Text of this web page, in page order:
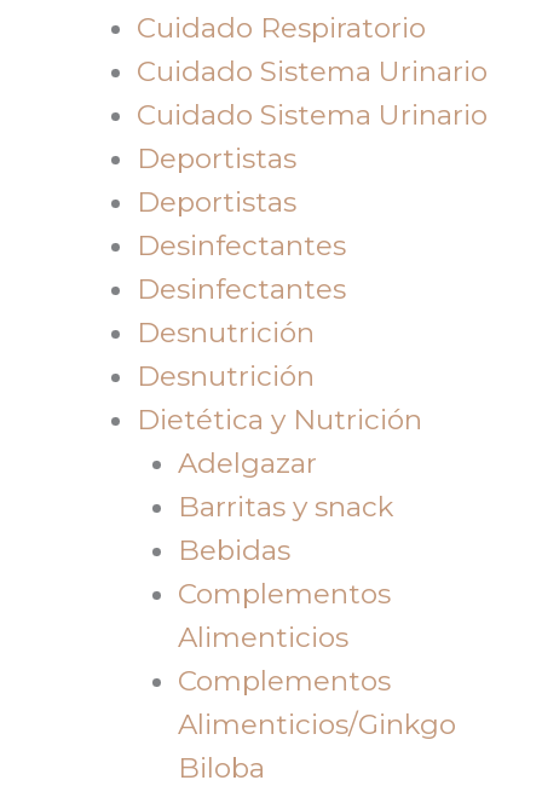
Cuidado Respiratorio
Cuidado Sistema Urinario
Cuidado Sistema Urinario
Deportistas
Deportistas
Desinfectantes
Desinfectantes
Desnutrición
Desnutrición
Dietética y Nutrición
Adelgazar
Barritas y snack
Bebidas
Complementos
Alimenticios
Complementos
Alimenticios/Ginkgo
Biloba